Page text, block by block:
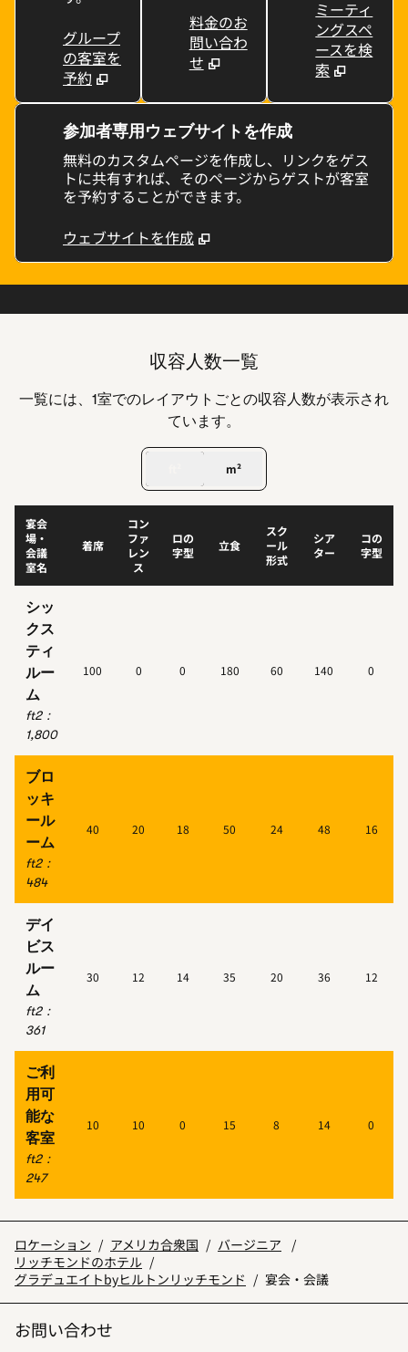
グループ
の客室を
予約
料金のお
問い合わ
せ
ミーティ
ングスペ
ースを検
索
参加者専用ウェブサイトを作成
無料のカスタムページを作成し、リンクをゲス
トに共有すれば、そのページからゲストが客室
を予約することができます。
ウェブサイトを作成
1/5
1/5
収容人数一覧
一覧には、1室でのレイアウトごとの収容人数が表示され
ています。
m²
宴会
場・
会議
室名
着席
コン
ファ
レン
ス
ロの
字型
立食
スク
ール
形式
シア
ター
コの
字型
シッ
クス
ティ
ルー
ム
ft2：
1,800
100 0 0 180 60 140 0
ブロ
ッキ
ール
ーム
ft2：
484
40 20 18 50 24 48 16
デイ
ビス
ルー
ム
ft2：
361
30 12 14 35 20 36 12
ご利
用可
能な
客室
ft2：
247
10 10 0 15 8 14 0
ロケーション / アメリカ合衆国 / バージニア
/
リッチモンドのホテル /
グラデュエイトbyヒルトンリッチモンド / 宴会・会議
お問い合わせ